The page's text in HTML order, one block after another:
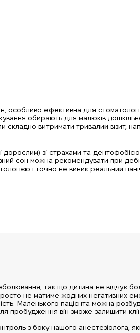
особливо ефективна для
обирають для малюків
складно витримати тривалий візит,
дорослим) зі страхами та
сон можна рекомендувати при
і точно не виник реальний
так що дитина не відчує
не матиме жодних негативних
Маленького пацієнта можна
пробудження він зможе залишити
з боку нашого анестезіолога,